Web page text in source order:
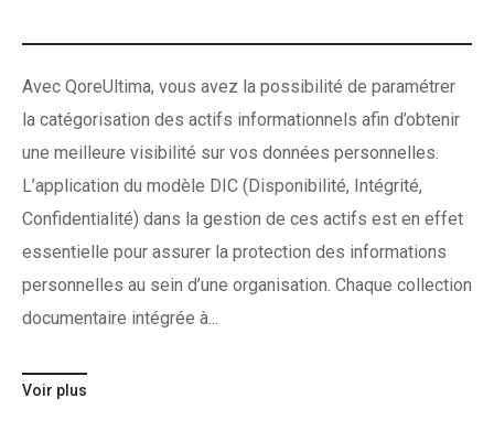
Avec QoreUltima, vous avez la possibilité de paramétrer
la catégorisation des actifs informationnels afin d’obtenir
une meilleure visibilité sur vos données personnelles.
L’application du modèle DIC (Disponibilité, Intégrité,
Confidentialité) dans la gestion de ces actifs est en effet
essentielle pour assurer la protection des informations
personnelles au sein d’une organisation. Chaque collection
documentaire intégrée à...
Voir plus